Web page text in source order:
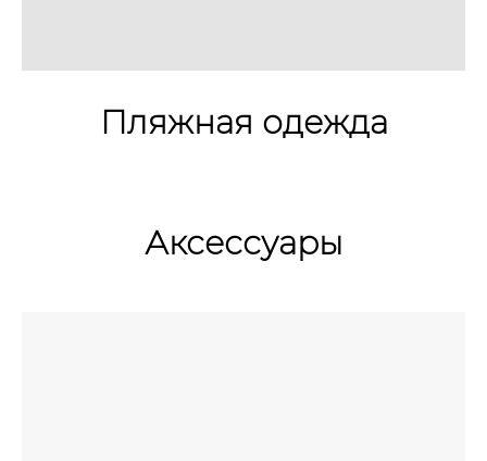
Пляжная одежда
Аксессуары